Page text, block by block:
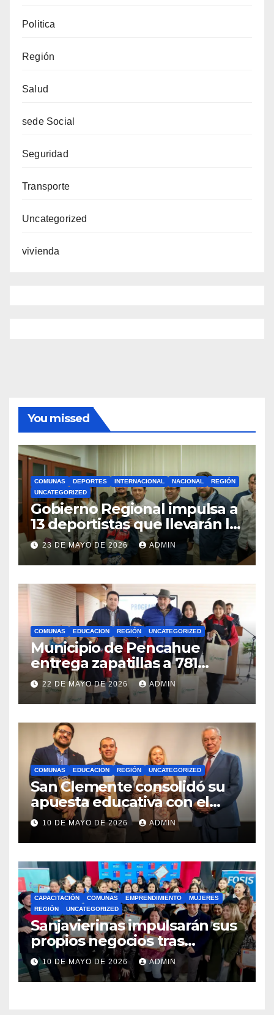
Politica
Región
Salud
sede Social
Seguridad
Transporte
Uncategorized
vivienda
You missed
COMUNAS DEPORTES INTERNACIONAL NACIONAL
REGIÓN
UNCATEGORIZED
Gobierno Regional impulsa a
13 deportistas que llevarán la
bandera maulina a
competencias
internacionales
23 DE MAYO DE 2026 ADMIN
COMUNAS EDUCACION REGIÓN UNCATEGORIZED
Municipio de Pencahue
entrega zapatillas a 781
estudiantes con recursos del
Royalty Minero
22 DE MAYO DE 2026 ADMIN
COMUNAS EDUCACION REGIÓN UNCATEGORIZED
San Clemente consolidó su
apuesta educativa con el
lanzamiento del
Preuniversitario Brotes 2026
10 DE MAYO DE 2026 ADMIN
CAPACITACIÓN COMUNAS EMPRENDIMIENTO
MUJERES
REGIÓN
UNCATEGORIZED
Sanjavierinas impulsarán sus
propios negocios tras
capacitarse junto al FOSIS
10 DE MAYO DE 2026 ADMIN